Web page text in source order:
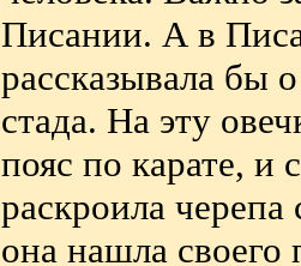
Писании. А в
рассказывала бы
стада. На эту
пояс по карате,
раскроила
она нашла